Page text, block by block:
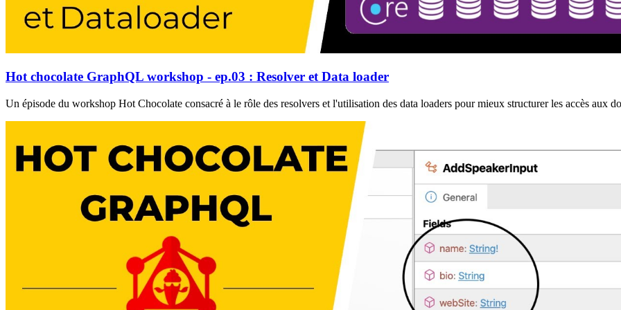
Hot chocolate GraphQL workshop - ep.03 : Resolver et Data loader
Un épisode du workshop Hot Chocolate consacré à le rôle des resolvers et l'utilisation des data loaders pour mieux structurer les accès aux